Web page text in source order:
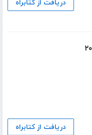
دریافت از کتابراه
دریافت از کتابراه